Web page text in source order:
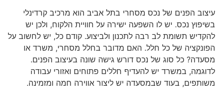
עיצוב הפנים של נכס מסחרי בתל אביב הוא מרכיב קרדינלי
בשיפוץ נכס. יש לו השפעה ישירה על חוויית הלקוח, ולכן יש
להקדיש תשומת לב רבה לתכנון ולביצוע. קודם כל, יש לחשוב על
הפונקציה של כל חלל. האם מדובר בחלל מסחרי, משרד או
מסעדה? כל סוג של נכס דורש גישה שונה בעיצוב הפנים.
לדוגמה, במשרד יש להעדיף חללים פתוחים ואזורי עבודה
משותפים, בעוד שבמסעדה יש ליצור אווירה חמה ומזמינה.